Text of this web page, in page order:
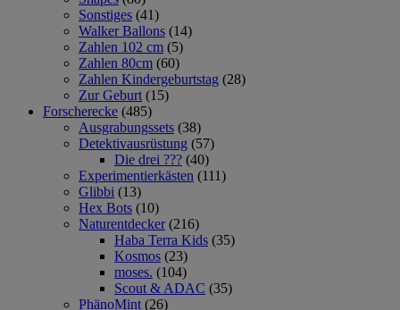
Sonstiges (41)
Walker Ballons (14)
Zahlen 102 cm (5)
Zahlen 80cm (60)
Zahlen Kindergeburtstag (28)
Zur Geburt (15)
Forscherecke (485)
Ausgrabungssets (38)
Detektivausrüstung (57)
Die drei ??? (40)
Experimentierkästen (111)
Glibbi (13)
Hex Bots (10)
Naturentdecker (216)
Haba Terra Kids (35)
Kosmos (23)
moses. (104)
Scout & ADAC (35)
PhänoMint (26)